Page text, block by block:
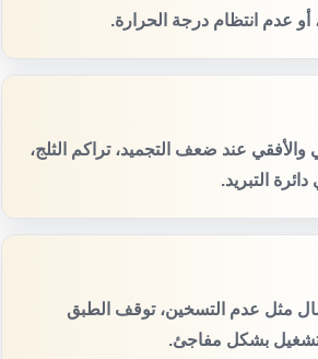
عدم انتظام درجة الحرارة.
عند ضعف التجميد، تراكم الثلج،
التبريد.
مثل عدم التسخين، توقف الطبق
بشكل مفاجئ.